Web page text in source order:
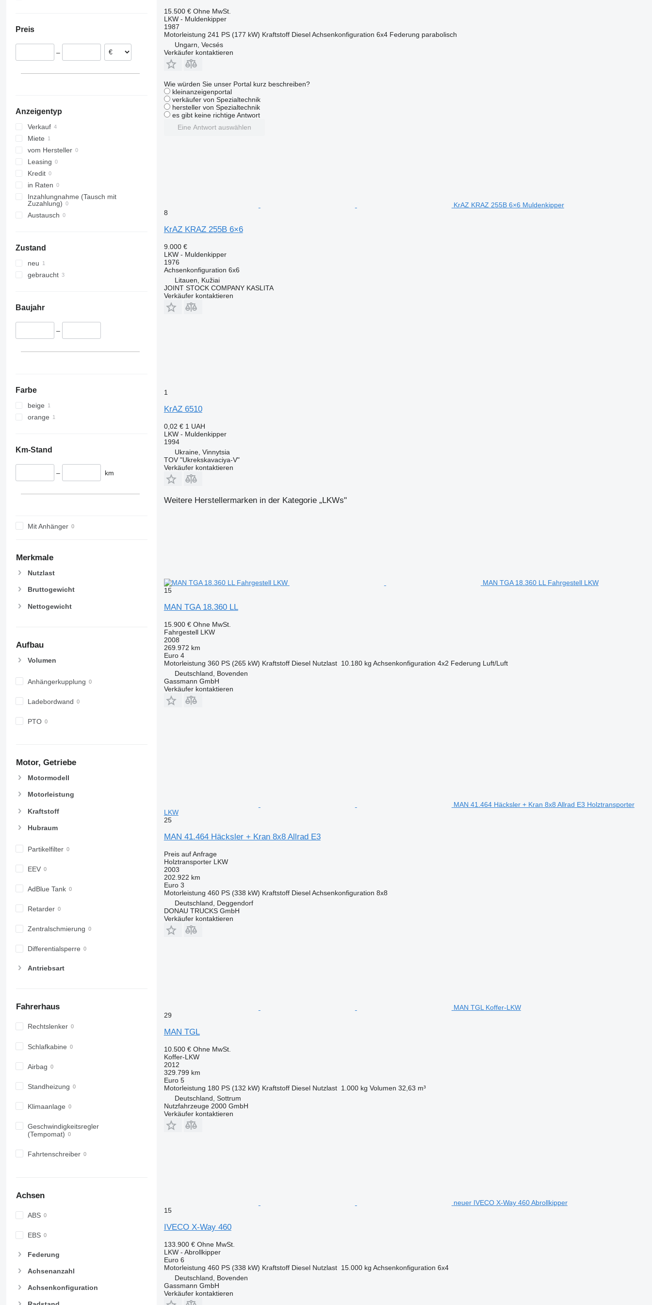
Preis
–
Anzeigentyp
Verkauf
Miete
vom Hersteller
Leasing
Kredit
in Raten
Inzahlungnahme (Tausch mit
Zuzahlung)
Austausch
Zustand
neu
gebraucht
Baujahr
–
Farbe
beige
orange
Km-Stand
– km
Mit Anhänger
Merkmale
Nutzlast
Bruttogewicht
Nettogewicht
Aufbau
Volumen
Anhängerkupplung
Ladebordwand
PTO
Motor, Getriebe
Motormodell
Motorleistung
Kraftstoff
Hubraum
Partikelfilter
EEV
AdBlue Tank
Retarder
Zentralschmierung
Differentialsperre
Antriebsart
Fahrerhaus
Rechtslenker
Schlafkabine
Airbag
Standheizung
Klimaanlage
Geschwindigkeitsregler
(Tempomat)
Fahrtenschreiber
Achsen
ABS
EBS
Federung
Achsenanzahl
Achsenkonfiguration
15.500 € Ohne MwSt.
LKW - Muldenkipper
1987
Motorleistung 241 PS (177 kW) Kraftstoff Diesel Achsenkonfiguration 6x4 Federung parabolisch
Ungarn, Vecsés
Verkäufer kontaktieren
Wie würden Sie unser Portal kurz beschreiben?
kleinanzeigenportal
verkäufer von Spezialtechnik
hersteller von Spezialtechnik
es gibt keine richtige Antwort
Eine Antwort auswählen
KrAZ KRAZ 255B 6×6 Muldenkipper
8
KrAZ KRAZ 255B 6×6
9.000 €
LKW - Muldenkipper
1976
Achsenkonfiguration 6x6
Litauen, Kužiai
JOINT STOCK COMPANY KASLITA
Verkäufer kontaktieren
1
KrAZ 6510
0,02 € 1 UAH
LKW - Muldenkipper
1994
Ukraine, Vinnytsia
TOV "Ukrekskavaciya-V"
Verkäufer kontaktieren
Weitere Herstellermarken in der Kategorie „LKWs"
MAN TGA 18.360 LL Fahrgestell LKW
15
MAN TGA 18.360 LL
15.900 € Ohne MwSt.
Fahrgestell LKW
2008
269.972 km
Euro 4
Motorleistung 360 PS (265 kW) Kraftstoff Diesel Nutzlast 10.180 kg Achsenkonfiguration 4x2 Federung Luft/Luft
Deutschland, Bovenden
Gassmann GmbH
Verkäufer kontaktieren
MAN 41.464 Häcksler + Kran 8x8 Allrad E3 Holztransporter
LKW
25
MAN 41.464 Häcksler + Kran 8x8 Allrad E3
Preis auf Anfrage
Holztransporter LKW
2003
202.922 km
Euro 3
Motorleistung 460 PS (338 kW) Kraftstoff Diesel Achsenkonfiguration 8x8
Deutschland, Deggendorf
DONAU TRUCKS GmbH
Verkäufer kontaktieren
MAN TGL Koffer-LKW
29
MAN TGL
10.500 € Ohne MwSt.
Koffer-LKW
2012
329.799 km
Euro 5
Motorleistung 180 PS (132 kW) Kraftstoff Diesel Nutzlast 1.000 kg Volumen 32,63 m³
Deutschland, Sottrum
Nutzfahrzeuge 2000 GmbH
Verkäufer kontaktieren
neuer IVECO X-Way 460 Abrollkipper
15
IVECO X-Way 460
133.900 € Ohne MwSt.
LKW - Abrollkipper
Euro 6
Motorleistung 460 PS (338 kW) Kraftstoff Diesel Nutzlast 15.000 kg Achsenkonfiguration 6x4
Deutschland, Bovenden
Gassmann GmbH
Verkäufer kontaktieren